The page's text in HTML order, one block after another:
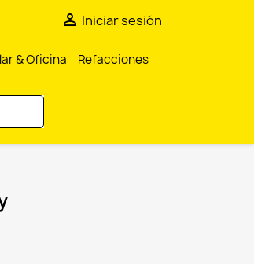
 Iniciar sesión
& Oficina
Refacciones